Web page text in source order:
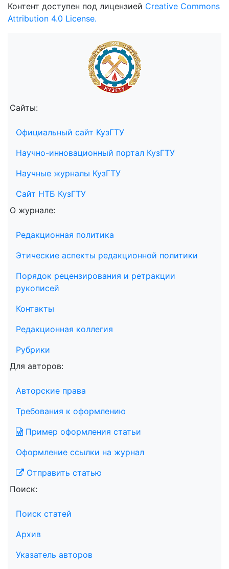
Контент доступен под лицензией Creative Commons
Attribution 4.0 License.
Сайты:
Официальный сайт КузГТУ
Научно-инновационный портал КузГТУ
Научные журналы КузГТУ
Сайт НТБ КузГТУ
О журнале:
Редакционная политика
Этические аспекты редакционной политики
Порядок рецензирования и ретракции
рукописей
Контакты
Редакционная коллегия
Рубрики
Для авторов:
Авторские права
Требования к оформлению
Пример оформления статьи
Оформление ссылки на журнал
Отправить статью
Поиск:
Поиск статей
Архив
Указатель авторов